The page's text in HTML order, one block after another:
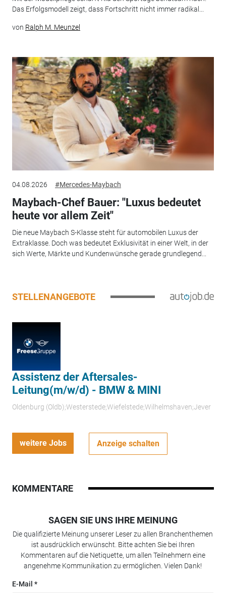
Das Erfolgsmodell zeigt, dass Fortschritt nicht immer radikal...
von Ralph M. Meunzel
04.08.2026 #Mercedes-Maybach
Maybach-Chef Bauer: "Luxus bedeutet
heute vor allem Zeit"
Die neue Maybach S-Klasse steht für automobilen Luxus der
Extraklasse. Doch was bedeutet Exklusivität in einer Welt, in der
sich Werte, Märkte und Kundenwünsche gerade grundlegend...
STELLENANGEBOTE
Assistenz der Aftersales-
Leitung(m/w/d) - BMW & MINI
Oldenburg (Oldb);Westerstede;Wiefelstede;Wilhelmshaven;Jever
weitere Jobs Anzeige schalten
KOMMENTARE
SAGEN SIE UNS IHRE MEINUNG
Die qualifizierte Meinung unserer Leser zu allen Branchenthemen
ist ausdrücklich erwünscht. Bitte achten Sie bei Ihren
Kommentaren auf die Netiquette, um allen Teilnehmern eine
angenehme Kommunikation zu ermöglichen. Vielen Dank!
E-Mail